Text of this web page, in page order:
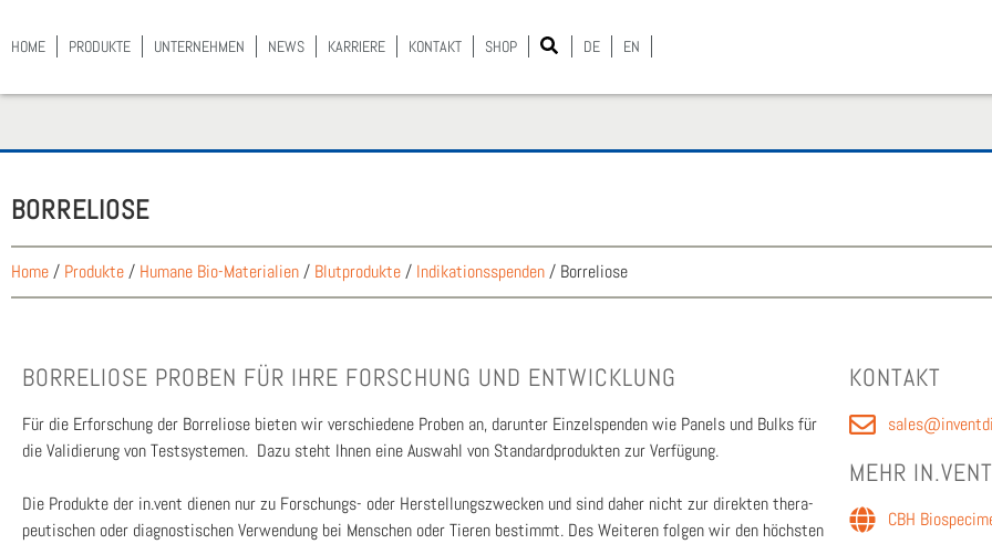
HOME PRO­DUK­TE UNTER­NEH­MEN NEWS KAR­RIE­RE KON­TAKT SHOP DE EN
BOR­RE­LIO­SE
Home/ Produkte/ Humane Bio-Materialien/ Blutprodukte/ Indikationsspenden/ Borreliose
BOR­RE­LIO­SE PRO­BEN FÜR IHRE FOR­SCHUNG UND ENT­WICK­LUNG
Für die Erfor­schung der Bor­re­lio­se bie­ten wir ver­schie­de­ne Pro­ben an, dar­un­ter Ein­zel­spen­den wie Panels und Bulks für
die Vali­die­rung von Test­sys­te­men. Dazu steht Ihnen eine Aus­wahl von Stan­dard­pro­duk­ten zur Ver­fü­gung.
Die Pro­duk­te der in.vent die­nen nur zu For­schungs- oder Her­stel­lungs­zwe­cken und sind daher nicht zur direk­ten the­ra­
peu­ti­schen oder dia­gnos­ti­schen Ver­wen­dung bei Men­schen oder Tie­ren bestimmt. Des Wei­te­ren fol­gen wir den höchs­ten
KON­TAKT
MEHR
CBH